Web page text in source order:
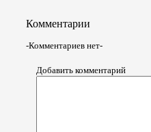
Комментарии
-Комментариев нет-
Добавить комментарий